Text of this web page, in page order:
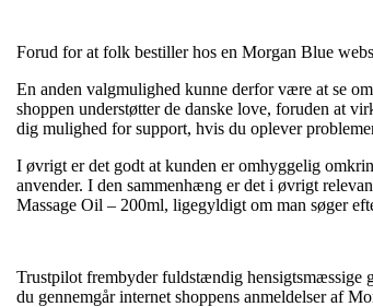
Forud for at folk bestiller hos en Morgan Blue
En anden valgmulighed kunne derfor være at se
shoppen understøtter de danske love, foruden at
dig mulighed for support, hvis du oplever
I øvrigt er det godt at kunden er omhyggelig
anvender. I den sammenhæng er det i øvrigt
Massage Oil – 200ml, ligegyldigt om man søger
Trustpilot frembyder fuldstændig hensigtsmæssige
du gennemgår internet shoppens anmeldelser af